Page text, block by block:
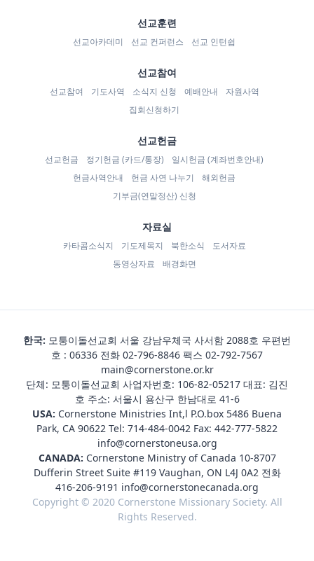
선교훈련
선교아카데미 선교 컨퍼런스 선교 인턴쉽
선교참여
선교참여 기도사역 소식지 신청 예배안내
자원사역
집회신청하기
선교헌금
선교헌금 정기헌금 (카드/통장)
일시헌금 (계좌번호안내)
헌금사역안내
헌금 사연 나누기
해외헌금
기부금(연말정산) 신청
자료실
카타콤소식지 기도제목지 북한소식
도서자료
동영상자료
배경화면
한국: 모퉁이돌선교회 서울 강남우체국 사서함 2088호 우편번
호 : 06336 전화 02-796-8846 팩스 02-792-7567
main@cornerstone.or.kr
단체: 모퉁이돌선교회 사업자번호: 106-82-05217 대표: 김진
호 주소: 서울시 용산구 한남대로 41-6
USA: Cornerstone Ministries Int,l P.O.box 5486 Buena
Park, CA 90622 Tel: 714-484-0042 Fax: 442-777-5822
info@cornerstoneusa.org
CANADA: Cornerstone Ministry of Canada 10-8707
Dufferin Street Suite #119 Vaughan, ON L4J 0A2 전화
416-206-9191 info@cornerstonecanada.org
Copyright © 2020 Cornerstone Missionary Society. All
Rights Reserved.